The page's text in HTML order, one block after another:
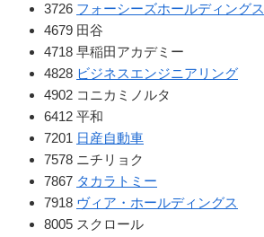
3726 フォーシーズホールディングス
4679 田谷
4718 早稲田アカデミー
4828 ビジネスエンジニアリング
4902 コニカミノルタ
6412 平和
7201 日産自動車
7578 ニチリョク
7867 タカラトミー
7918 ヴィア・ホールディングス
8005 スクロール